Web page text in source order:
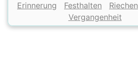
Erinnerung Festhalten Riechen
Vergangenheit